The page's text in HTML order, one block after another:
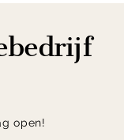
toe. Shop de
open!